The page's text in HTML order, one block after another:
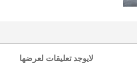
لايوجد تعليقات لعرضها